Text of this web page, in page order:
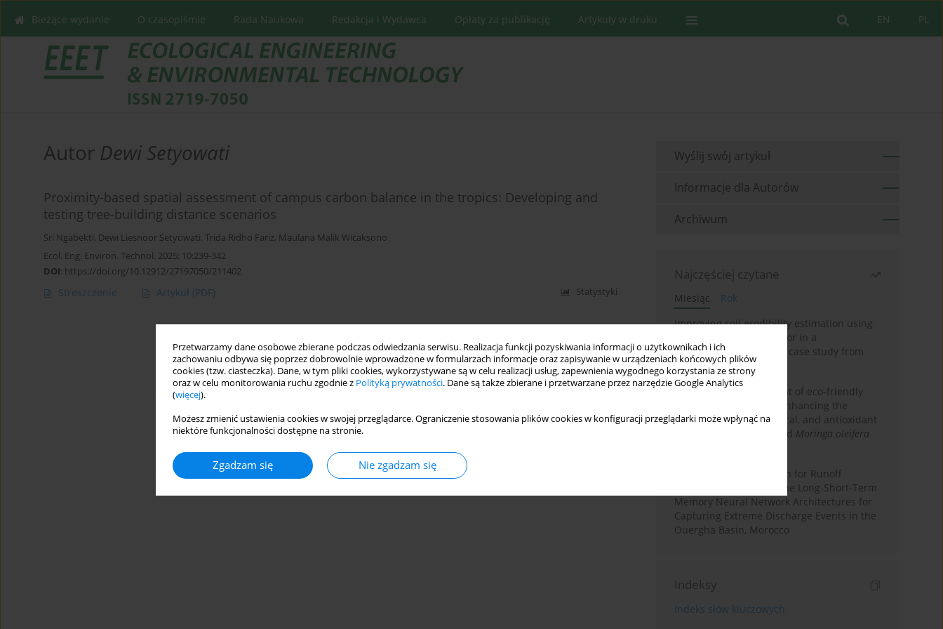
Przetwarzamy dane osobowe zbierane podczas odwiedzania serwisu. Realizacja funkcji pozyskiwania informacji o użytkownikach i ich
zachowaniu odbywa się poprzez dobrowolnie wprowadzone w formularzach informacje oraz zapisywanie w urządzeniach końcowych plików
cookies (tzw. ciasteczka). Dane, w tym pliki cookies, wykorzystywane są w celu realizacji usług, zapewnienia wygodnego korzystania ze strony
oraz w celu monitorowania ruchu zgodnie z Polityką prywatności. Dane są także zbierane i przetwarzane przez narzędzie Google Analytics
(więcej).
Możesz zmienić ustawienia cookies w swojej przeglądarce. Ograniczenie stosowania plików cookies w konfiguracji przeglądarki może wpłynąć na
niektóre funkcjonalności dostępne na stronie.
Zgadzam się Nie zgadzam się
PL
EN
Bieżące wydanie O czasopiśmie Rada Naukowa Redakcja i Wydawca Opłaty za publikację Artykuły w druku
Autor Dewi Setyowati
Proximity-based spatial assessment of campus carbon balance in the tropics: Developing and
testing tree-building distance scenarios
Sri Ngabekti, Dewi Liesnoor Setyowati, Trida Ridho Fariz, Maulana Malik Wicaksono
Ecol. Eng. Environ. Technol. 2025; 10:239-342
DOI: https://doi.org/10.12912/27197050/211402
Streszczenie Artykuł (PDF) Statystyki
Wyślij swój artykuł
Informacje dla Autorów
Archiwum
Najczęściej czytane
Miesiąc
Rok
Improving soil erodibility estimation using
a plasticity-based K factor in a
Mediterranean basin: A case study from
northern Morocco
Comparative assessment of eco-friendly
priming strategies for enhancing the
nutritional, phytochemical, and antioxidant
properties of germinated Moringa oleifera
Deep Learning Approach for Runoff
Prediction: Evaluating the Long-Short-Term
Memory Neural Network Architectures for
Capturing Extreme Discharge Events in the
Ouergha Basin, Morocco
Indeksy
Indeks słów kluczowych